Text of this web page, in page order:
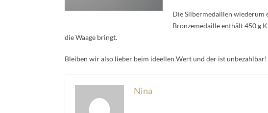
Die Silbermedaillen wiederum
Bronzemedaille enthält 450 g
die Waage bringt.
Bleiben wir also lieber beim ideellen Wert und der ist unbezahlbar!
Nina